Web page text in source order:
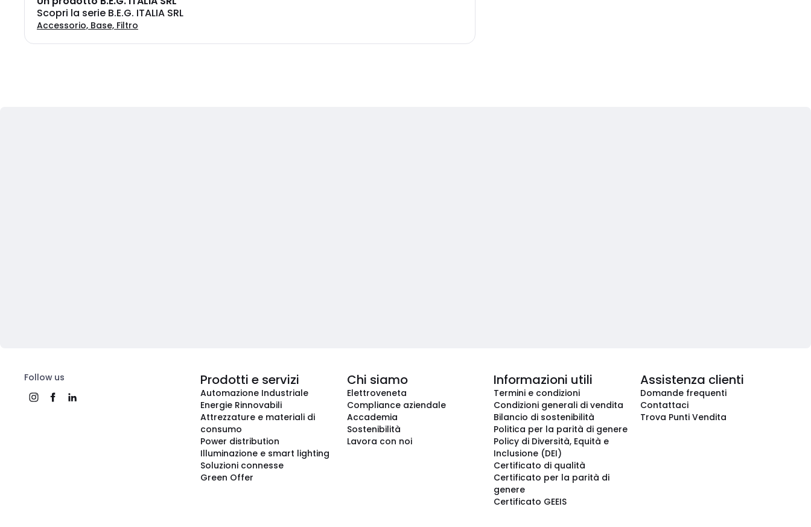
Scopri la serie B.E.G. ITALIA SRL
Accessorio, Base, Filtro
Follow us Prodotti e servizi
Automazione Industriale
Energie Rinnovabili
Attrezzature e materiali di
consumo
Power distribution
Illuminazione e smart lighting
Soluzioni connesse
Green Offer
Chi siamo
Elettroveneta
Compliance aziendale
Accademia
Sostenibilità
Lavora con noi
Informazioni utili
Termini e condizioni
Condizioni generali di vendita
Bilancio di sostenibilità
Politica per la parità di genere
Policy di Diversità, Equità e
Inclusione (DEI)
Certificato di qualità
Certificato per la parità di
genere
Certificato GEEIS
Assistenza clienti
Domande frequenti
Contattaci
Trova Punti Vendita